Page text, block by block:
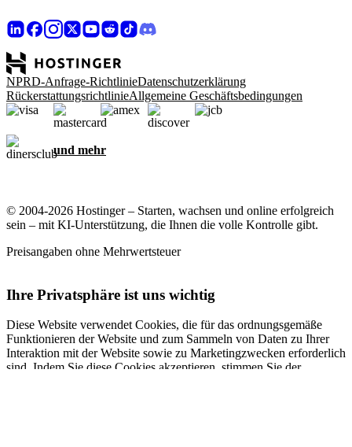
NPRD-Anfrage-RichtlinieDatenschutzerklärung
RückerstattungsrichtlinieAllgemeine Geschäftsbedingungen
und mehr
© 2004-2026 Hostinger – Starten, wachsen und online erfolgreich
sein – mit KI-Unterstützung, die Ihnen die volle Kontrolle gibt.
Preisangaben ohne Mehrwertsteuer
Ihre Privatsphäre ist uns wichtig
Diese Website verwendet Cookies, die für das ordnungsgemäße
Funktionieren der Website und zum Sammeln von Daten zu Ihrer
Interaktion mit der Website sowie zu Marketingzwecken erforderlich
sind. Indem Sie diese Cookies akzeptieren, stimmen Sie der